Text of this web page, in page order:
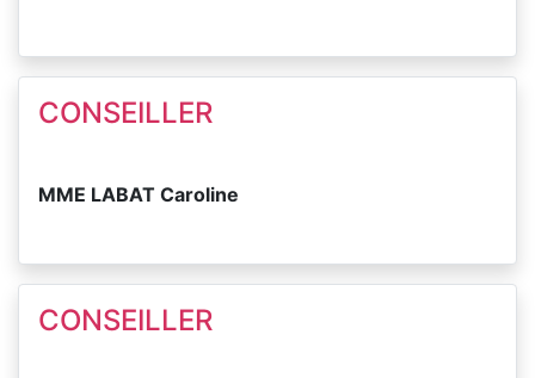
CONSEILLER
MME LABAT Caroline
CONSEILLER